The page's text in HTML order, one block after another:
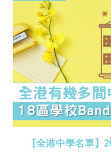
【全港中學名單】